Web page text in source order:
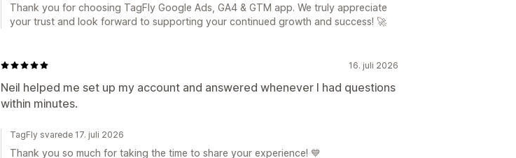
Thank you for choosing TagFly Google Ads, GA4 & GTM app. We truly appreciate
your trust and look forward to supporting your continued growth and success! 🚀
16. juli 2026
Neil helped me set up my account and answered whenever I had questions
within minutes.
TagFly svarede 17. juli 2026
Thank you so much for taking the time to share your experience! 💙